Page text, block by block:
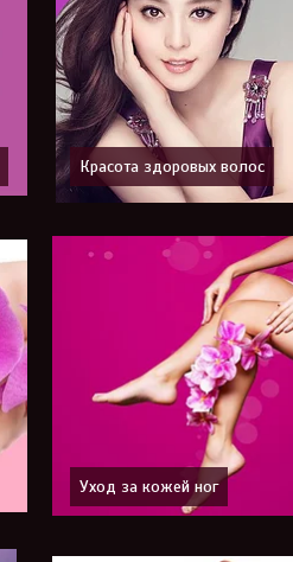
Красота здоровых волос
Уход за кожей ног